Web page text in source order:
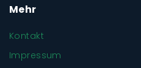
Mehr
Kontakt
Impressum